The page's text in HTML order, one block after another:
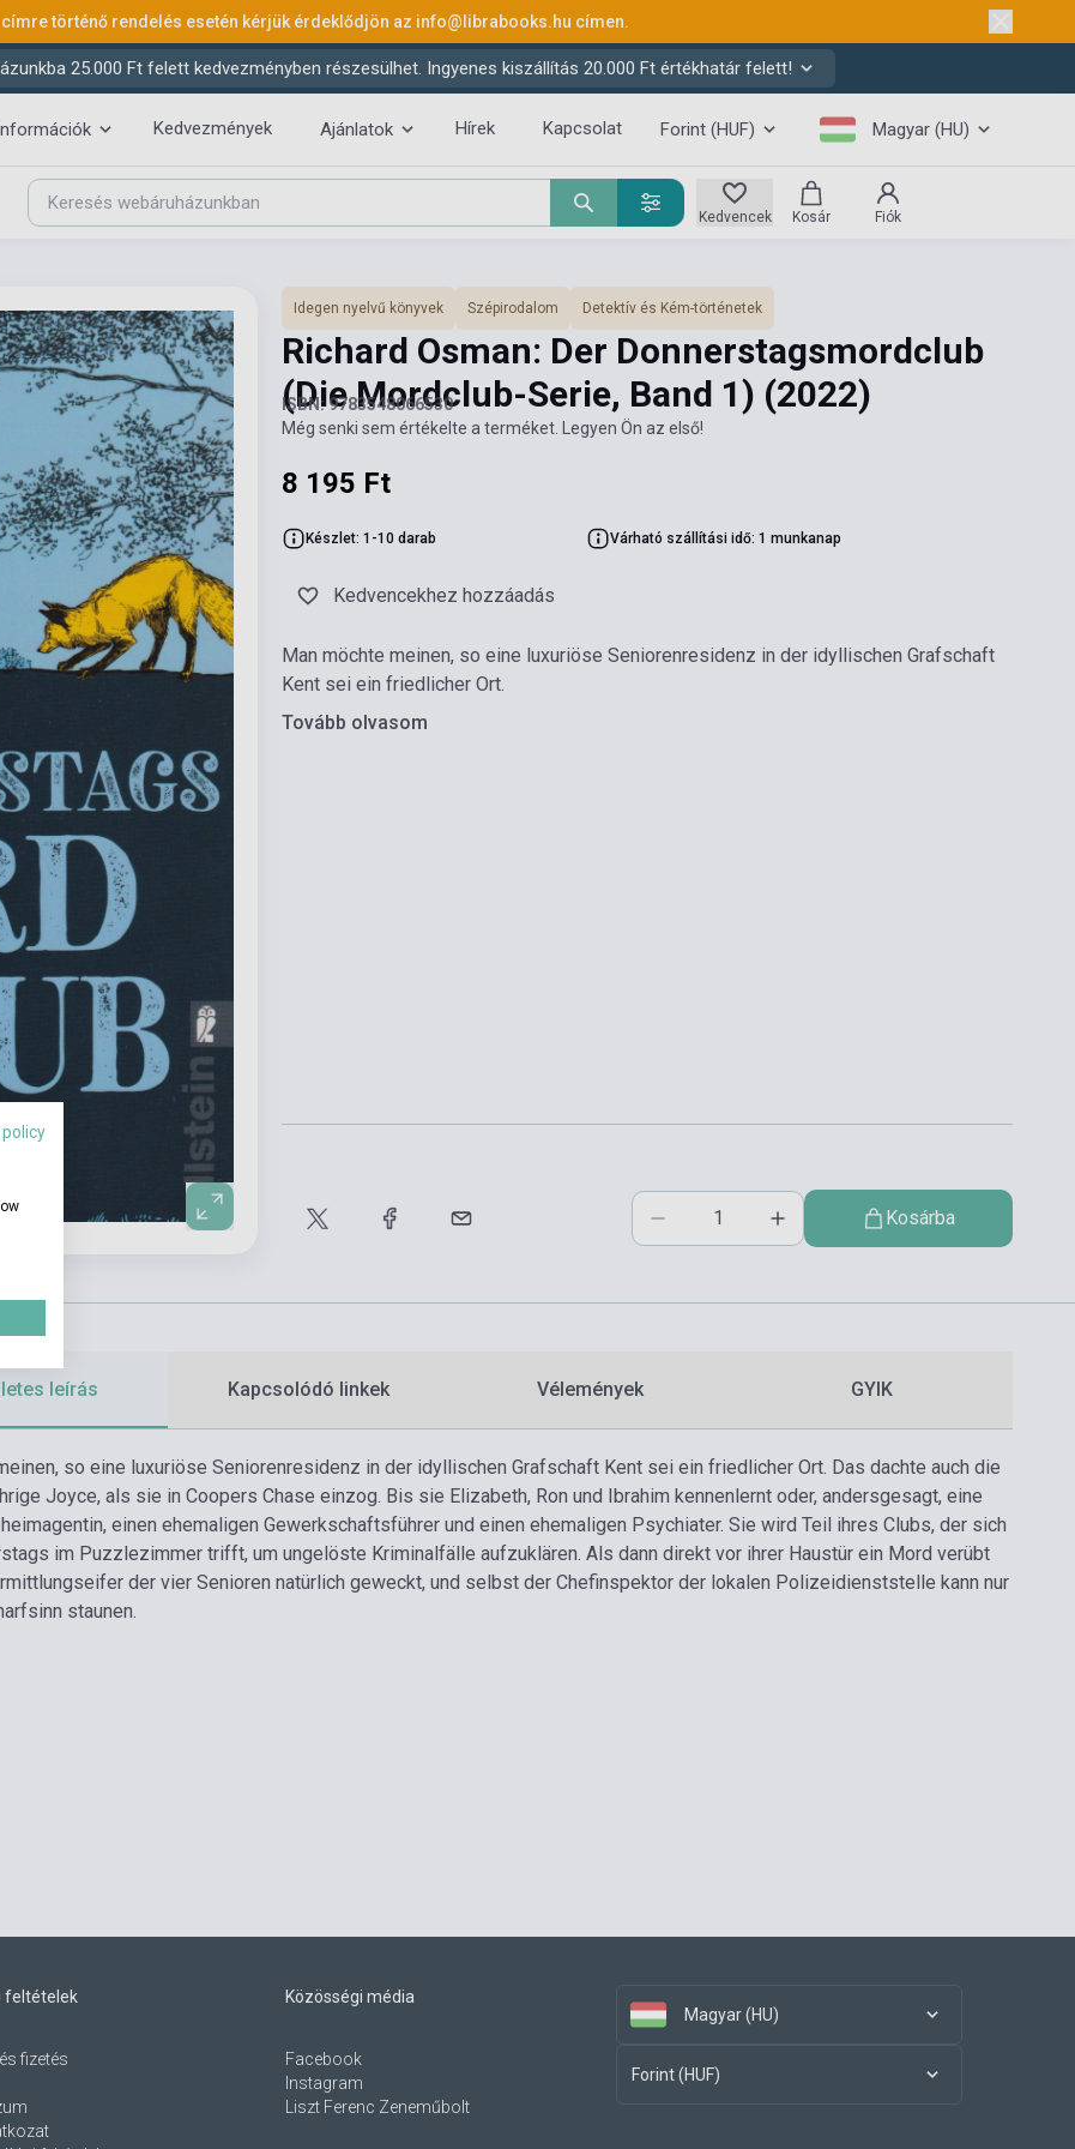
történő rendelés esetén kérjük érdeklődjön az info@librabooks.hu címen.
25.000 Ft felett kedvezményben részesülhet. Ingyenes kiszállítás 20.000 Ft értékhatár felett!
Kedvezmények Ajánlatok Hírek Kapcsolat Forint (HUF) Magyar (HU)
Kedvencek Kosár Fiók
Idegen nyelvű könyvek Szépirodalom Detektív és Kém-történetek
Richard Osman: Der Donnerstagsmordclub
(Die Mordclub-Serie, Band 1) (2022)
ISBN: 9783548066530
Még senki sem értékelte a terméket. Legyen Ön az első!
8 195 Ft
Készlet: 1-10 darab Várható szállítási idő: 1 munkanap
Kedvencekhez hozzáadás
Man möchte meinen, so eine luxuriöse Seniorenresidenz in der idyllischen Grafschaft
Kent sei ein friedlicher Ort.
Tovább olvasom
Kosárba
leírás Kapcsolódó linkek Vélemények GYIK
so eine luxuriöse Seniorenresidenz in der idyllischen Grafschaft Kent sei ein friedlicher Ort. Das dachte auch die
Joyce, als sie in Coopers Chase einzog. Bis sie Elizabeth, Ron und Ibrahim kennenlernt oder, andersgesagt, eine
einen ehemaligen Gewerkschaftsführer und einen ehemaligen Psychiater. Sie wird Teil ihres Clubs, der sich
im Puzzlezimmer trifft, um ungelöste Kriminalfälle aufzuklären. Als dann direkt vor ihrer Haustür ein Mord verübt
der vier Senioren natürlich geweckt, und selbst der Chefinspektor der lokalen Polizeidienststelle kann nur
staunen.
feltételek
fizetés
Közösségi média
Facebook
Instagram
Liszt Ferenc Zeneműbolt
Magyar (HU)
Forint (HUF)
policy